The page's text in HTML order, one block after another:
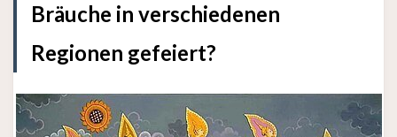
Bräuche in verschiedenen
Regionen gefeiert?